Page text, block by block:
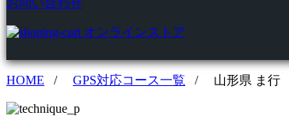
オンラインストア
HOME / GPS対応コース一覧 / 山形県 ま行